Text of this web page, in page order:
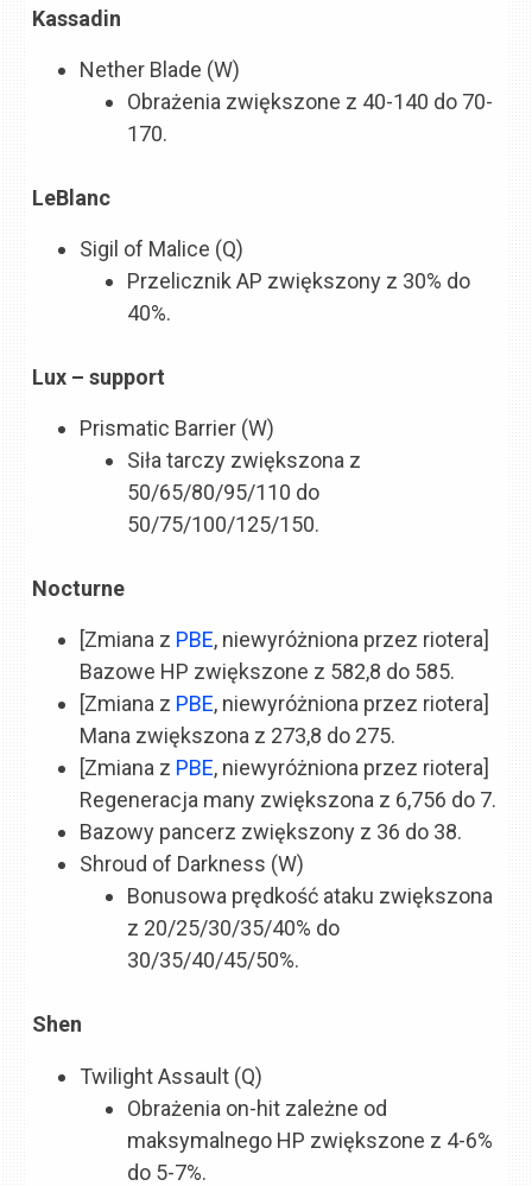
Kassadin
Nether Blade (W)
Obrażenia zwiększone z 40-140 do 70-
170.
LeBlanc
Sigil of Malice (Q)
Przelicznik AP zwiększony z 30% do
40%.
Lux – support
Prismatic Barrier (W)
Siła tarczy zwiększona z
50/65/80/95/110 do
50/75/100/125/150.
Nocturne
[Zmiana z PBE, niewyróżniona przez riotera]
Bazowe HP zwiększone z 582,8 do 585.
[Zmiana z PBE, niewyróżniona przez riotera]
Mana zwiększona z 273,8 do 275.
[Zmiana z PBE, niewyróżniona przez riotera]
Regeneracja many zwiększona z 6,756 do 7.
Bazowy pancerz zwiększony z 36 do 38.
Shroud of Darkness (W)
Bonusowa prędkość ataku zwiększona
z 20/25/30/35/40% do
30/35/40/45/50%.
Shen
Twilight Assault (Q)
Obrażenia on-hit zależne od
maksymalnego HP zwiększone z 4-6%
do 5-7%.